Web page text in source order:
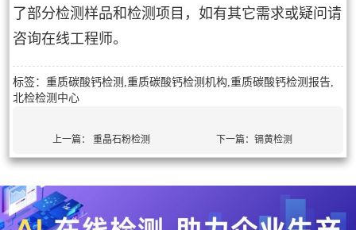
了部分检测样品和检测项目，如有其它需求或疑问请
咨询在线工程师。
标签：重质碳酸钙检测,重质碳酸钙检测机构,重质碳酸钙检测报告,
北检检测中心
上一篇：重晶石粉检测 下一篇：镉黄检测